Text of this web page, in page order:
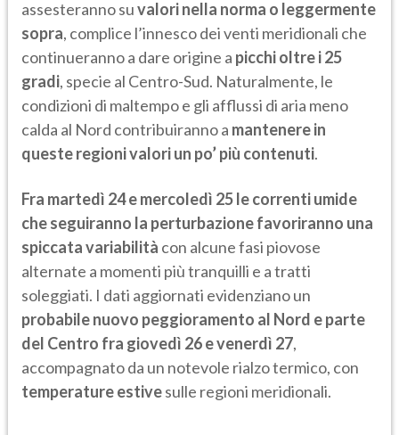
assesteranno suvalori nella norma o leggermente
sopra, complice l’innesco dei venti meridionali che
continueranno a dare origine a picchi oltre i 25
gradi, specie al Centro-Sud. Naturalmente, le
condizioni di maltempo e gli afflussi di aria meno
calda al Nord contribuiranno a mantenere in
queste regioni valori un po’ più contenuti.
Fra martedì 24 e mercoledì 25 le correnti umide
che seguiranno la perturbazione favoriranno una
spiccata variabilità con alcune fasi piovose
alternate a momenti più tranquilli e a tratti
soleggiati. I dati aggiornati evidenziano un
probabile nuovo peggioramento al Nord e parte
del Centro fra giovedì 26 e venerdì 27,
accompagnato da un notevole rialzo termico, con
temperature estivesulle regioni meridionali.